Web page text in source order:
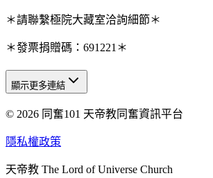
＊請聯繫極院大藏室洽詢細節＊
＊發票捐贈碼：691221＊
天人研究總院
天人研究學院
天人炁功院
顯示更多連結
© 2026 同奮101 天帝教同奮資訊平台
隱私權政策
天帝教 The Lord of Universe Church